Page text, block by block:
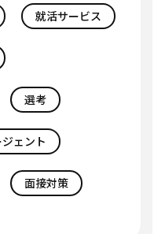
就活サービス
選考
ェント
面接対策